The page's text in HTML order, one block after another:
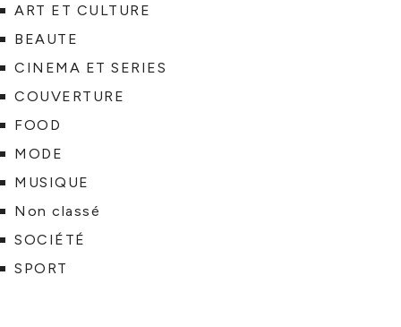
ART ET CULTURE
BEAUTE
CINEMA ET SERIES
COUVERTURE
FOOD
MODE
MUSIQUE
Non classé
SOCIÉTÉ
SPORT